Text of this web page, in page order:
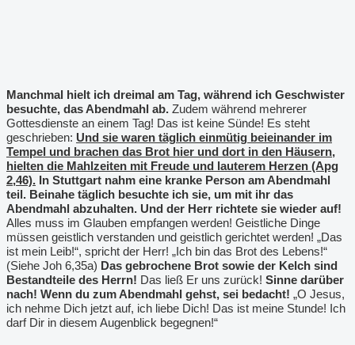
Manchmal hielt ich dreimal am Tag, während ich Geschwister
besuchte, das Abendmahl ab. Zudem während mehrerer
Gottesdienste an einem Tag! Das ist keine Sünde! Es steht
geschrieben: Und sie waren täglich einmütig beieinander im
Tempel und brachen das Brot hier und dort in den Häusern,
hielten die Mahlzeiten mit Freude und lauterem Herzen (Apg
2,46). In Stuttgart nahm eine kranke Person am Abendmahl
teil. Beinahe täglich besuchte ich sie, um mit ihr das
Abendmahl abzuhalten. Und der Herr richtete sie wieder auf!
Alles muss im Glauben empfangen werden! Geistliche Dinge
müssen geistlich verstanden und geistlich gerichtet werden! „Das
ist mein Leib!“, spricht der Herr! „Ich bin das Brot des Lebens!“
(Siehe Joh 6,35a) Das gebrochene Brot sowie der Kelch sind
Bestandteile des Herrn! Das ließ Er uns zurück! Sinne darüber
nach! Wenn du zum Abendmahl gehst, sei bedacht! „O Jesus,
ich nehme Dich jetzt auf, ich liebe Dich! Das ist meine Stunde! Ich
darf Dir in diesem Augenblick begegnen!“